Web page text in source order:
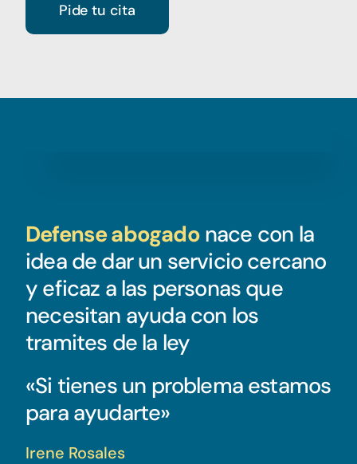
Pide tu cita
Defense abogadonace con la
idea de dar un servicio cercano
y eficaz a las personas que
necesitan ayuda con los
tramites de la ley
«Si tienes un problema estamos
para ayudarte»
Irene Rosales